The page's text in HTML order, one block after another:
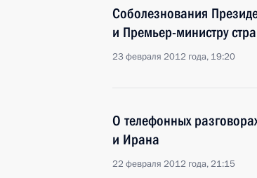
Соболезнования
и Премьер-министру
23 февраля 2012 года, 19:20
О телефонных
и Ирана
22 февраля 2012 года, 21:15